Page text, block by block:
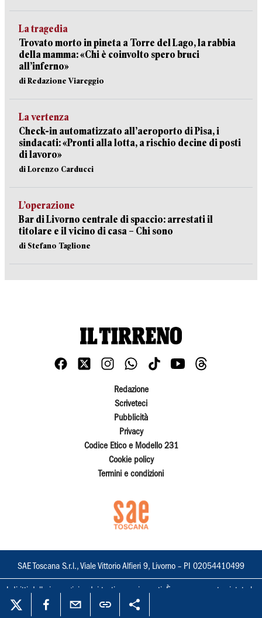
La tragedia
Trovato morto in pineta a Torre del Lago, la rabbia
della mamma: «Chi è coinvolto spero bruci
all’inferno»
di Redazione Viareggio
La vertenza
Check-in automatizzato all’aeroporto di Pisa, i
sindacati: «Pronti alla lotta, a rischio decine di posti
di lavoro»
di Lorenzo Carducci
L’operazione
Bar di Livorno centrale di spaccio: arrestati il
titolare e il vicino di casa – Chi sono
di Stefano Taglione
Redazione
Scriveteci
Pubblicità
Privacy
Codice Etico e Modello 231
Cookie policy
Termini e condizioni
SAE Toscana S.r.l., Viale Vittorio Alfieri 9, Livorno – PI 02054410499
I diritti delle immagini e dei testi sono riservati. È espressamente vietata la
loro riproduzione con qualsiasi mezzo e l'adattamento totale o parziale.